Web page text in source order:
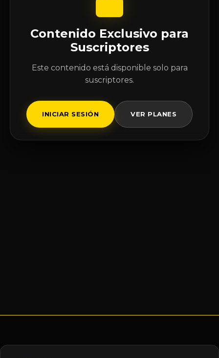
Contenido Exclusivo para
Suscriptores
Este contenido está disponible solo para
suscriptores.
INICIAR SESIÓN VER PLANES